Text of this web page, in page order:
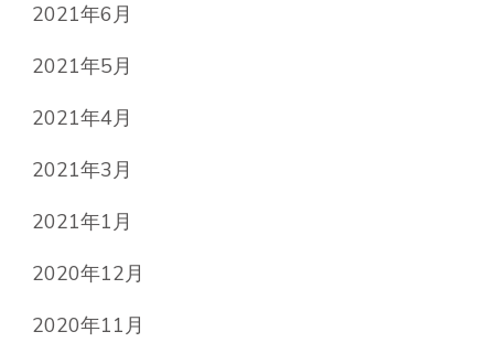
2021年6月
2021年5月
2021年4月
2021年3月
2021年1月
2020年12月
2020年11月